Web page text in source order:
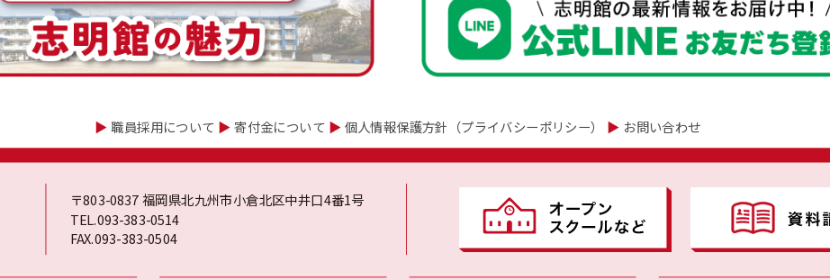
▶ 職員採用について ▶寄付金について ▶個人情報保護方針（プライバシーポリシー） ▶ お問い合わせ
〒803-0837 福岡県北九州市小倉北区中井口4番1号
TEL.093-383-0514
FAX.093-383-0504